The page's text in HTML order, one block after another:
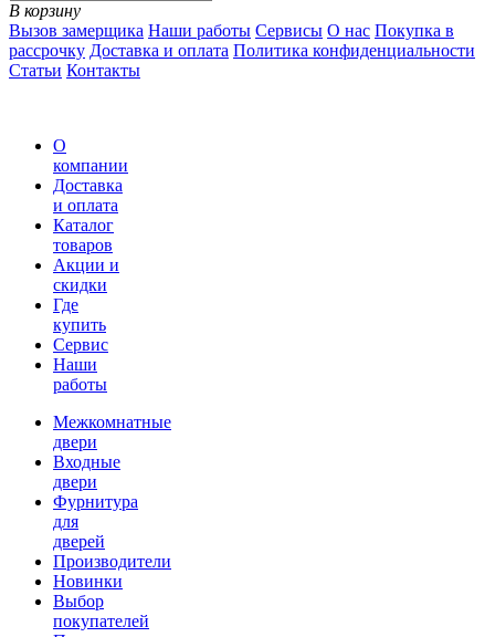
В корзину
Вызов замерщика Наши работы Сервисы О нас Покупка в
рассрочку Доставка и оплата Политика конфиденциальности
Статьи Контакты
О
компании
Доставка
и оплата
Каталог
товаров
Акции и
скидки
Где
купить
Сервис
Наши
работы
Межкомнатные
двери
Входные
двери
Фурнитура
для
дверей
Производители
Новинки
Выбор
покупателей